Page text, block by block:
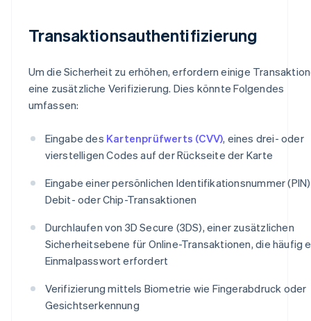
Transaktionsauthentifizierung
Um die Sicherheit zu erhöhen, erfordern einige
eine zusätzliche Verifizierung. Dies könnte Folgendes
umfassen:
Eingabe des Kartenprüfwerts (CVV), eines drei- oder
vierstelligen Codes auf der Rückseite der Karte
Eingabe einer persönlichen Identifikationsnummer
Debit- oder Chip-Transaktionen
Durchlaufen von 3D Secure (3DS), einer zusätzlichen
Sicherheitsebene für Online-Transaktionen, die häufig
Einmalpasswort erfordert
Verifizierung mittels Biometrie wie Fingerabdruck oder
Gesichtserkennung